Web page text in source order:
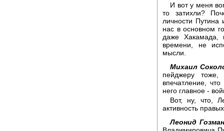
И вот у меня
то затихли?
личности
нас в основном
даже Хакамада,
времени, не
мысли.
Михаил
пейджеру
впечатление,
него главное -
Вот, ну, что,
активность
Леонид